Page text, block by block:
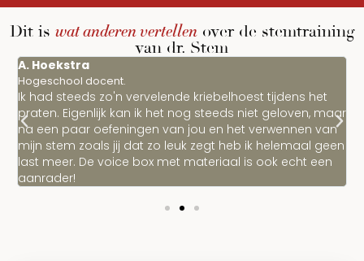
Dit is wat anderen vertellen over de stemtraining
van dr. Stem
A. Hoekstra
Hogeschool docent.
Ik had steeds zo'n vervelende kriebelhoest tijdens het
praten. Eigenlijk kan ik het nog steeds niet geloven, maar
na een paar oefeningen van jou en het verwennen van
mijn stem zoals jij dat zo leuk zegt heb ik helemaal geen
last meer. De voice box met materiaal is ook echt een
aanrader!